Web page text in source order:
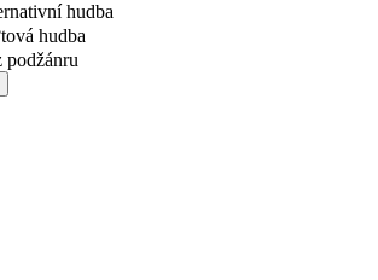
hudba
hudba
podžánru